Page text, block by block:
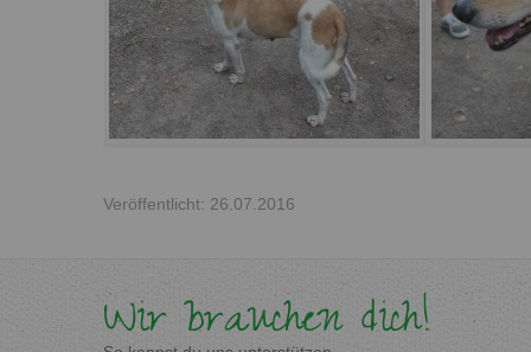
Veröffentlicht: 26.07.2016
Wir brauchen dich!